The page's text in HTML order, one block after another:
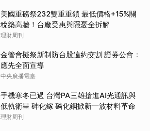
美國重磅祭232雙重重鎖 最低價格+15%關
稅築高牆！台廠受惠與隱憂全拆解
理財周刊
金管會擬祭新制防台股違約交割 證券公會：
應先全面宣導
中央廣播電臺
手機寒冬已過 台灣PA三雄搶進AI光通訊與
低軌衛星 砷化鎵 磷化銦掀新一波材料革命
理財周刊